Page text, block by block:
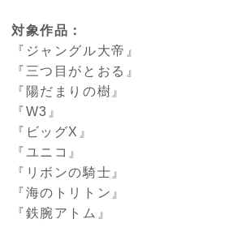
対象作品：
『ジャングル大帝』
『三つ目がとおる』
『陽だまりの樹』
『W3』
『ビッグX』
『ユニコ』
『リボンの騎士』
『海のトリトン』
『鉄腕アトム』